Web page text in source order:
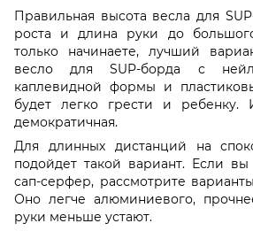
Правильная высота весла для
роста и длина руки до
только начинаете, лучший
весло для SUP-борда с
каплевидной формы и
будет легко грести и
демократичная.
Для длинных дистанций на
подойдет такой вариант. Если
сап-серфер, рассмотрите
Оно легче алюминиевого,
руки меньше устают.